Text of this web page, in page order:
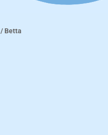
/ Betta